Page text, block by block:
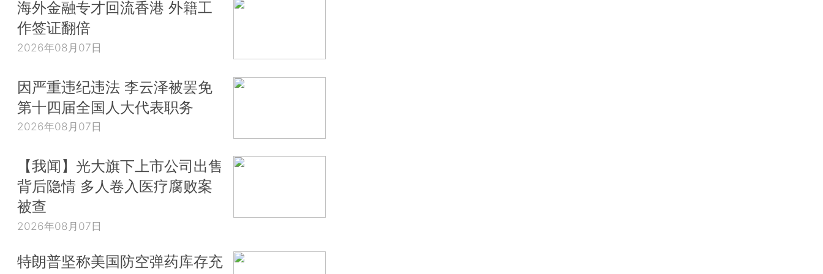
海外金融专才回流香港 外籍工
作签证翻倍
2026年08月07日
因严重违纪违法 李云泽被罢免
第十四届全国人大代表职务
2026年08月07日
【我闻】光大旗下上市公司出售
背后隐情 多人卷入医疗腐败案
被查
2026年08月07日
特朗普坚称美国防空弹药库存充